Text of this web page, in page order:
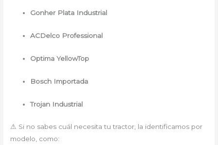
Gonher Plata Industrial
ACDelco Professional
Optima YellowTop
Bosch Importada
Trojan Industrial
⚠ Si no sabes cuál necesita tu tractor, la identificamos por
modelo, como: